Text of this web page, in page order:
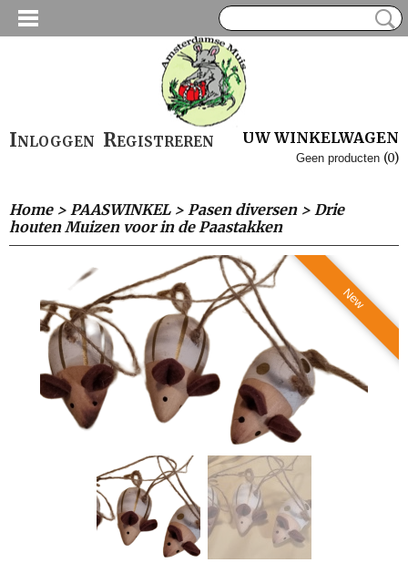
Inloggen Registreren UW WINKELWAGEN
Geen producten (0)
Home> PAASWINKEL> Pasen diversen> Drie
houten Muizen voor in de Paastakken
New